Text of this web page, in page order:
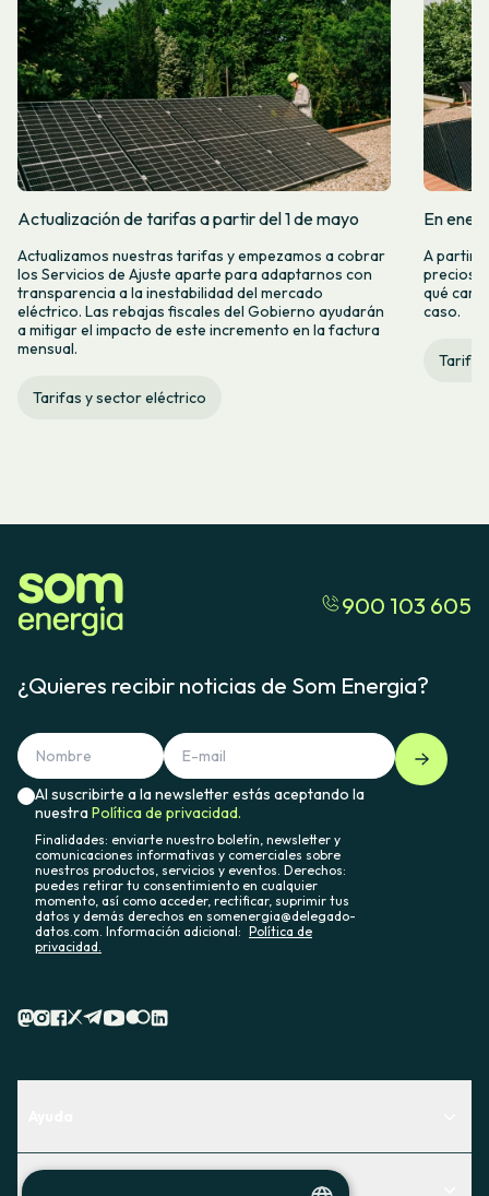
Actualización de tarifas a partir del 1 de mayo
Actualizamos nuestras tarifas y empezamos a cobrar
los Servicios de Ajuste aparte para adaptarnos con
transparencia a la inestabilidad del mercado
eléctrico. Las rebajas fiscales del Gobierno ayudarán
a mitigar el impacto de este incremento en la factura
mensual.
Tarifas y sector eléctrico
En
A partir
precios
qué
caso.
900 103 605
¿Quieres recibir noticias de Som Energia?
Al suscribirte a la newsletter estás aceptando la
nuestraPolítica de privacidad.
Finalidades: enviarte nuestro boletín, newsletter y
comunicaciones informativas y comerciales sobre
nuestros productos, servicios y eventos. Derechos:
puedes retirar tu consentimiento en cualquier
momento, así como acceder, rectificar, suprimir tus
datos y demás derechos en somenergia@delegado-
datos.com. Información adicional: Política de
privacidad.